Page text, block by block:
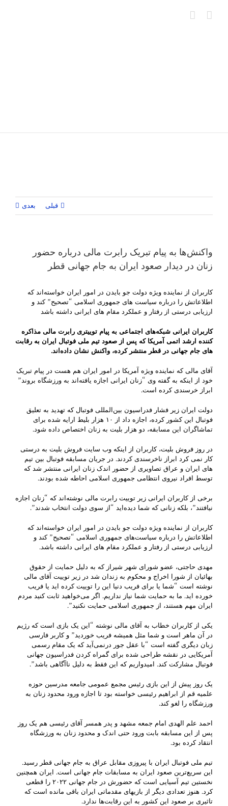
قبلی بعدی
واکنش‌ها به پیام تبریک رابرت مالی درباره حضور
زنان در دیدار صعود ایران به جام جهانی قطر
کاربران از نماینده ویژه دولت جو بایدن در امور ایران خواسته‌اند که
اطلاعاتش را درباره سیاست های جمهوری اسلامی “تصحیح” کند و
ارزیابی درستی از رفتار و عملکرد مقام های ایرانی داشته باشد
کاربران ایرانی شبکه‌های اجتماعی به پیام توییتری رابرت مالی مذاکره
کننده ارشد اتمی آمریکا که پس از صعود تیم ملی فوتبال ایران به رقابت
های جام جهانی در قطر منتشر کرده، واکنش نشان داده‌اند.
آقای مالی که نماینده ویژه آمریکا در امور ایران هم هست در پیام تبریک
خود از اینکه به گفته وی “زنان ایرانی اجازه یافته‌اند به ورزشگاه بروند”
ابراز خرسندی کرده است.
دولت ایران زیر فشار فدراسیون بین‌المللی فوتبال که تهدید به تعلیق
فوتبال این کشور کرده، اجازه داد از ۱۰ هزار بلیط ارایه شده برای
تماشاگران این مسابقه، دو هزار بلیت به زنان اختصاص داده شود.
در روز فروش بلیت، کاربران از اینکه وب سایت فروش بلیت به درستی
کار نمی کرد ابراز ناخرسندی کردند. در جریان مسابقه فوتبال بین تیم
های ایران و عراق تصاویری از حضور اندک زنان ایرانی منتشر شد که
توسط افراد نیروی انتظامی جمهوری اسلامی احاطه شده بودند.
برخی از کاربران ایرانی زیر توییت رابرت مالی نوشته‌اند که “زنان اجازه
نیافتند”، بلکه زنانی که شما دیده‌اید “از سوی دولت انتخاب شدند”.
کاربران از نماینده ویژه دولت جو بایدن در امور ایران خواسته‌اند که
اطلاعاتش را درباره سیاست‌های جمهوری اسلامی “تصحیح” کند و
ارزیابی درستی از رفتار و عملکرد مقام های ایرانی داشته باشد.
مهدی حاجتی، عضو شورای شهر شیراز که به دلیل حمایت از حقوق
بهائیان از شورا اخراج و محکوم به زندان شد در زیر توییت آقای مالی
نوشته است “شما یا برای فریب دنیا این را توییت کرده اید یا فریب
خورده اید. ما به حمایت شما نیاز نداریم. اگر می‌خواهید ثابت کنید مردم
ایران مهم هستند، از جمهوری اسلامی حمایت نکنید”.
یکی از کاربران خطاب به آقای مالی نوشته “این یک بازی است که رژیم
در آن ماهر است و شما مثل همیشه فریب خوردید” و کاربر فارسی
زبان دیگری گفته است “با عقل جور درنمی‌آید که یک مقام رسمی
آمریکایی در نقشه طراحی شده برای گمراه کردن فدراسیون جهانی
فوتبال مشارکت کند. امیدواریم که این فقط به دلیل ناآگاهی باشد”.
یک روز پیش از این بازی رئیس مجمع عمومی جامعه مدرسین حوزه
علمیه قم از ابراهیم رئیسی خواسته بود تا اجازه ورود محدود زنان به
ورزشگاه را لغو کند.
احمد علم الهدی امام جمعه مشهد و پدر همسر آقای رئیسی هم یک روز
پس از این مسابقه بابت ورود حتی اندک و محدود زنان به ورزشگاه
انتقاد کرده بود.
تیم ملی فوتبال ایران با پیروزی مقابل عراق به جام جهانی قطر رسید.
این سریع‌ترین صعود ایران به مسابقات جام جهانی است. ایران همچنین
نخستین تیم آسیایی است که حضورش در جام جهانی ۲۰۲۲ را قطعی
کرد. هنوز تعدادی دیگر از بازیهای مقدماتی ایران باقی مانده است که
تاثیری بر صعود این کشور به این رقابت‌ها ندارد.